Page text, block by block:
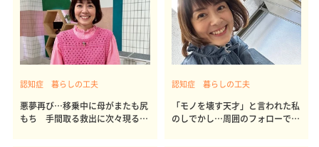
認知症 暮らしの工夫
悪夢再び…移乗中に母がまたも尻
もち 手間取る救出に次々現る救
認知症 暮らしの工夫
「モノを壊す天才」と言われた私
のしでかし…周囲のフォローで見